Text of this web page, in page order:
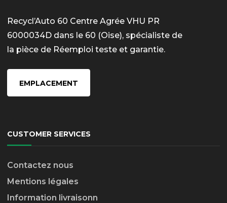
Recycl’Auto 60 Centre Agrée VHU PR
6000034D dans le 60 (Oise), spécialiste de
la pièce de Réemploi teste et garantie.
EMPLACEMENT
CUSTOMER SERVICES
Contactez nous
Mentions légales
Information livraisonn